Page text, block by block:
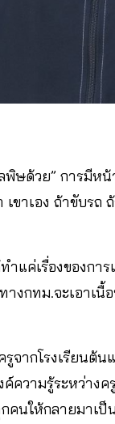
พิษด้วย” การมี
าเอง ถ้าขับรถ ถ้
แค่เรื่องของกา
างกทม.จะเอา
จากโรงเรียนต้
ความรู้ระหว่า
คนให้กลายมาเ